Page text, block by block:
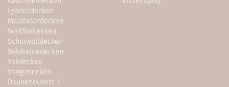
Lyocelldecken
Maisfaserdecken
Wirkflordecken
Schurwolldecken
Wildseidedecken
Yakdecken
Yangirdecken
Daunenduvets /